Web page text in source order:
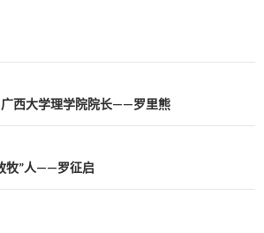
西大学理学院院长——罗里熊
牧”人——罗征启